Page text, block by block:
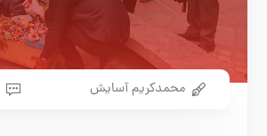
محمدکریم آسایش